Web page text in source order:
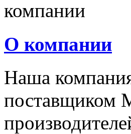
О компании
Наша
поставщиком